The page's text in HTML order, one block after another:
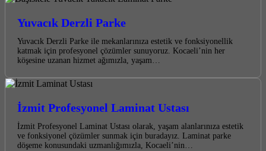
Yuvacık Derzli Parke
Yuvacık Derzli Parke ile mekanlarınıza estetik ve fonksiyonellik
katmak için profesyonel çözümler sunuyoruz. Kocaeli’nin her
köşesine uzanan hizmet ağımızla, yaşam…
İzmit Profesyonel Laminat Ustası
İzmit Profesyonel Laminat Ustası olarak, yaşam alanlarınıza estetik
ve fonksiyonel çözümler sunmak için buradayız. Laminat parke
döşeme konusundaki uzmanlığımızla, Kocaeli’nin…